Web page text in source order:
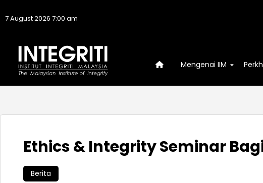
7 August 2026 7:00 am
Mengenai IIM
Ethics & Integrity Seminar
Berita